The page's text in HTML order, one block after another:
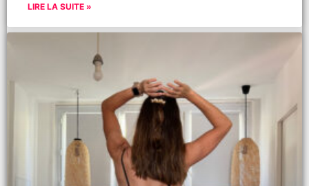
LIRE LA SUITE »